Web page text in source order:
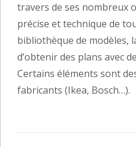
travers de ses nombreux
précise et technique de
bibliothèque de modèles,
d’obtenir des plans avec
Certains éléments sont
fabricants (Ikea, Bosch…).